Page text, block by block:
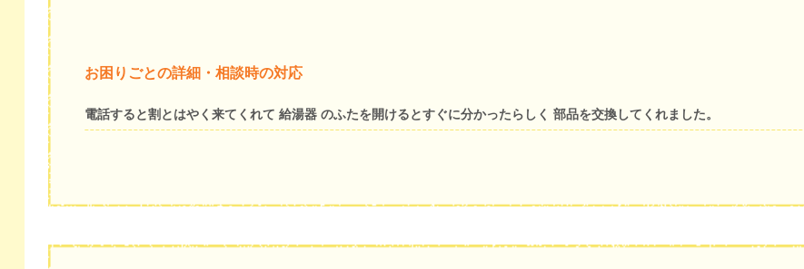
お困りごとの詳細・相談時の対応
電話すると割とはやく来てくれて 給湯器 のふたを開けるとすぐに分かったらしく 部品を交換してくれました。